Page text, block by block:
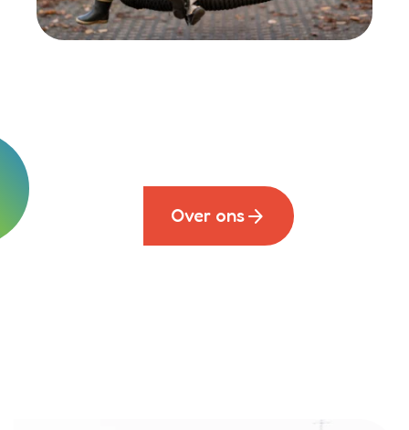
Over onsarrow_forward